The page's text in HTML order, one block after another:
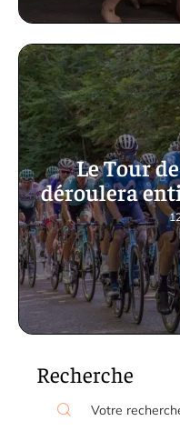
Le Tour
déroulera
Recherche